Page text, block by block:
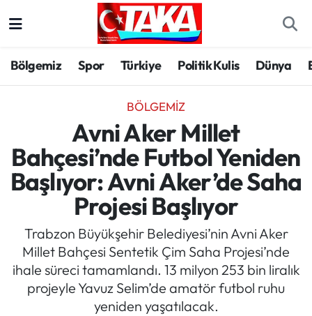
Bölgemiz Spor Türkiye Politik Kulis Dünya
BÖLGEMIZ
Avni Aker Millet
Bahçesi’nde Futbol Yeniden
Başlıyor: Avni Aker’de Saha
Projesi Başlıyor
Trabzon Büyükşehir Belediyesi’nin Avni Aker
Millet Bahçesi Sentetik Çim Saha Projesi’nde
ihale süreci tamamlandı. 13 milyon 253 bin liralık
projeyle Yavuz Selim’de amatör futbol ruhu
yeniden yaşatılacak.
Spor
Türkiye
Kültür/Sanat
Politika
Politik Kulis
Dünya
Trabzon Hava Durumu
Trabzon Trafik Yoğunluk Haritası
Süper Lig Puan Durumu ve Fikstür
Tüm Manşetler
Son Dakika Haberleri
Haber Arşivi